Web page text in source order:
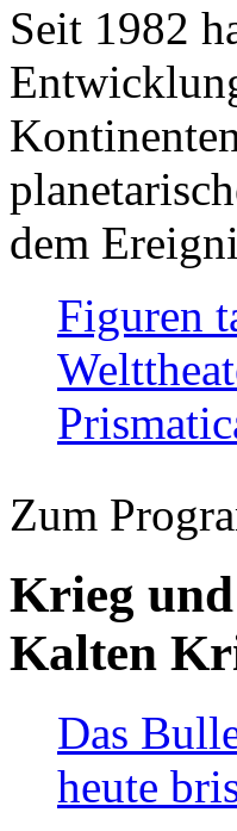
Seit 1982
dem
Figuren
Zum
Krieg und
Kalten
Das
heute